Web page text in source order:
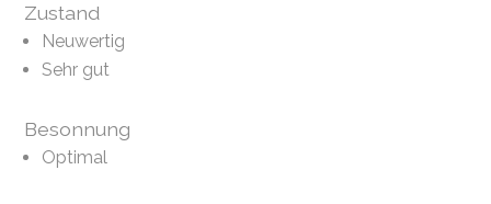
Zustand
Neuwertig
Sehr gut
Besonnung
Optimal